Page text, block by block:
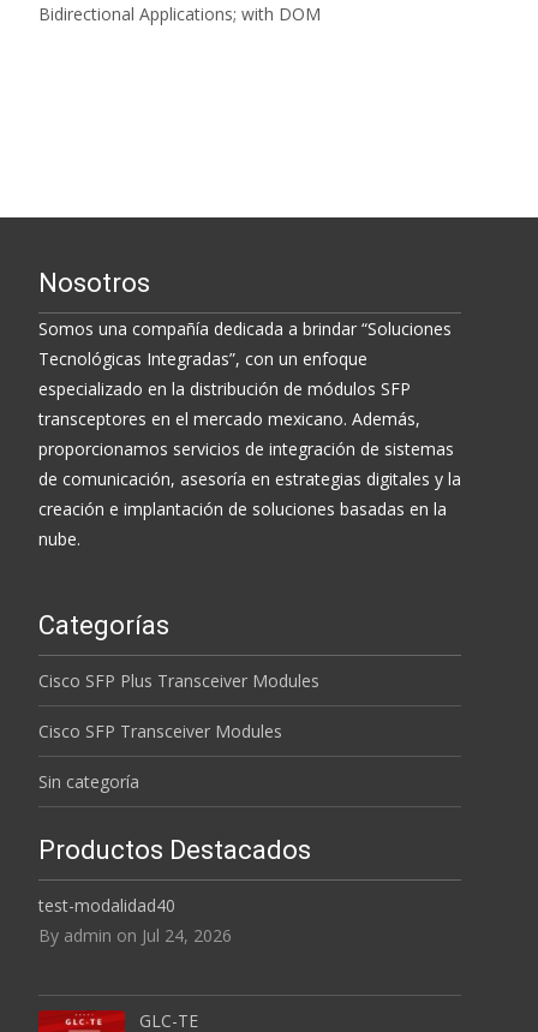
Bidirectional Applications; with DOM
Nosotros
Somos una compañía dedicada a brindar “Soluciones
Tecnológicas Integradas”, con un enfoque
especializado en la distribución de módulos SFP
transceptores en el mercado mexicano. Además,
proporcionamos servicios de integración de sistemas
de comunicación, asesoría en estrategias digitales y la
creación e implantación de soluciones basadas en la
nube.
Categorías
Cisco SFP Plus Transceiver Modules
Cisco SFP Transceiver Modules
Sin categoría
Productos Destacados
test-modalidad40
By admin on Jul 24, 2026
GLC-TE